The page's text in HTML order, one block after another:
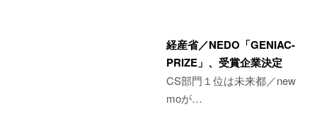
経産省／NEDO「GENIAC-
PRIZE」、受賞企業決定
CS部門１位は未来都／new
moが…